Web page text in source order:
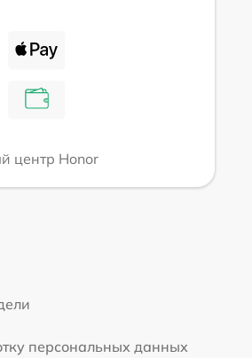
центр Honor
персональных данных